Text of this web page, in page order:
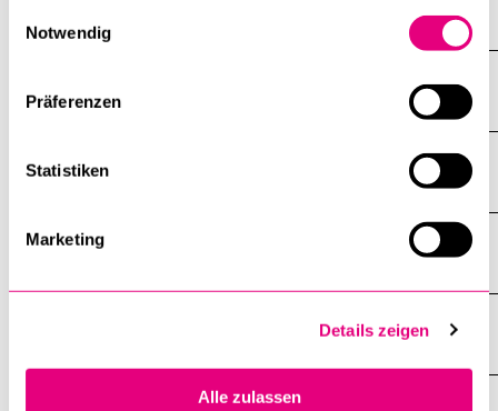
Notwendig
Präferenzen
Statistiken
Marketing
Details zeigen
Alle zulassen
Alle anzeigen
Alle
Sektionen
öffnen
Procédure
Responsabilité du projet
Résultats / Publications